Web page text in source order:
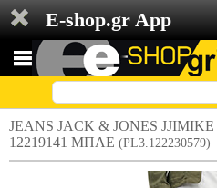
E-shop.gr App
JEANS JACK & JONES
12219141 ΜΠΛΕ (PL3.122230579)